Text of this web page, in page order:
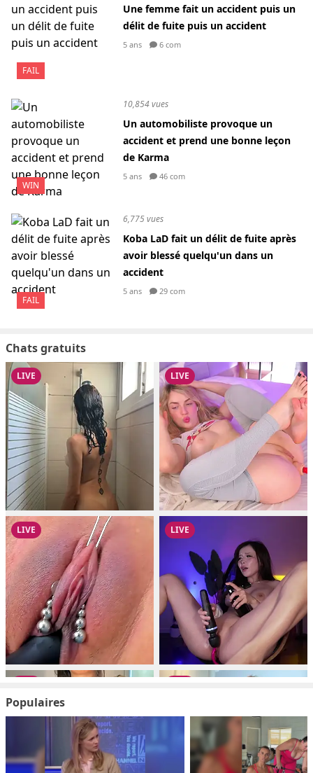
FAIL
Une femme fait un accident puis un
délit de fuite puis un accident
5 ans 6 com
WIN
10,854 vues
Un automobiliste provoque un
accident et prend une bonne leçon
de Karma
5 ans 46 com
FAIL
6,775 vues
Koba LaD fait un délit de fuite après
avoir blessé quelqu'un dans un
accident
5 ans 29 com
Chats gratuits
Populaires